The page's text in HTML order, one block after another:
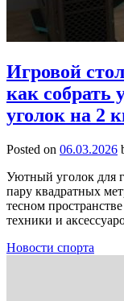
Игровой
как собрать
уголок на 2
Posted on 06.03.2026
Уютный уголок для
пару квадратных
тесном
техники и
Новости спорта